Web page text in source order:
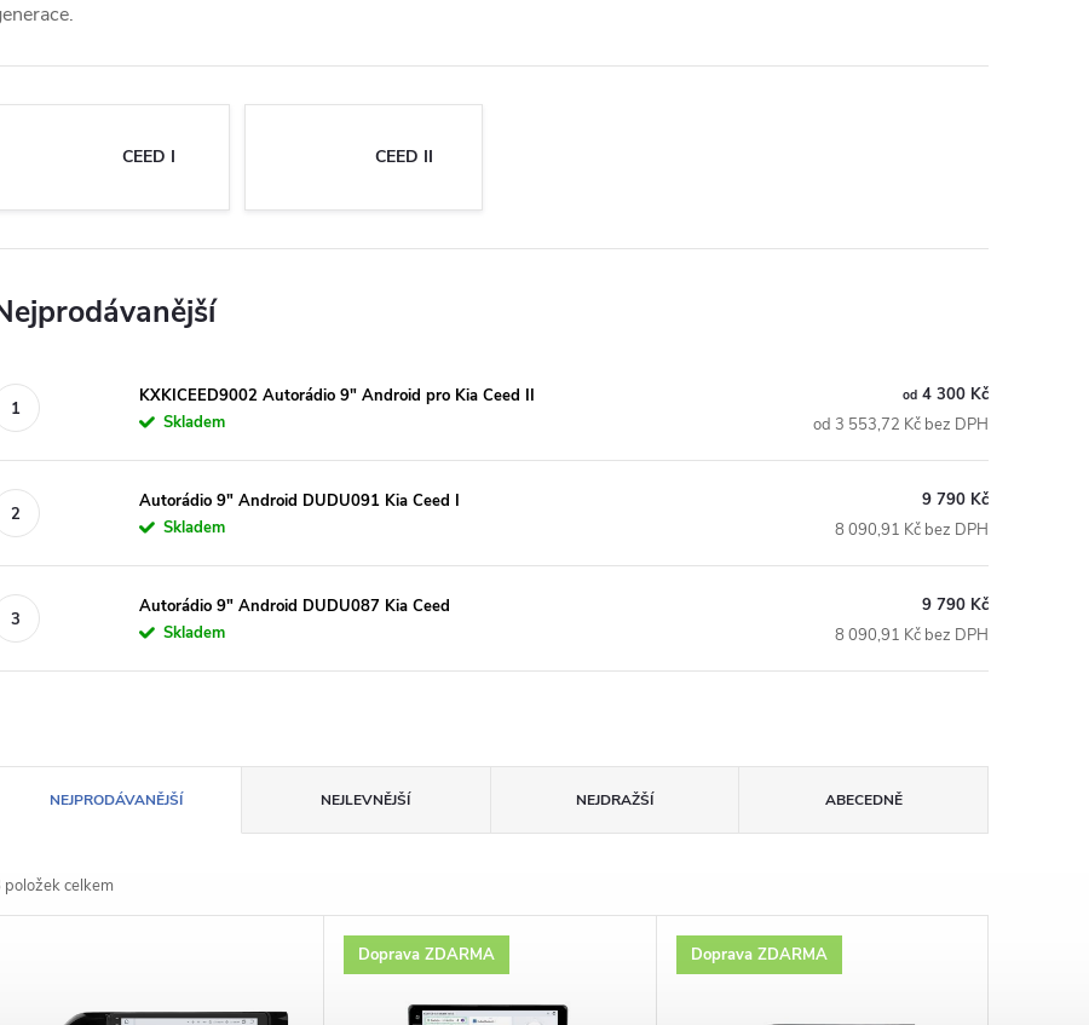
CEED I CEED II
KXKICEED9002 Autorádio 9" Android pro Kia Ceed II
Skladem
od 4 300 Kč
od 3 553,72 Kč bez DPH
Autorádio 9" Android DUDU091 Kia Ceed I
Skladem
9 790 Kč
8 090,91 Kč bez DPH
Autorádio 9" Android DUDU087 Kia Ceed
Skladem
9 790 Kč
8 090,91 Kč bez DPH
NEJPRODÁVANĚJŠÍ NEJLEVNĚJŠÍ NEJDRAŽŠÍ ABECEDNĚ
položek celkem
Doprava ZDARMA Doprava ZDARMA